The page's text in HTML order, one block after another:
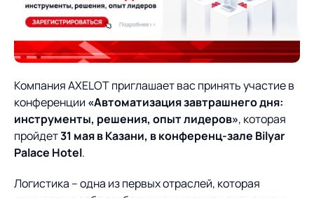
О компании
ИТ-аккредитация
Карьера
Импортозамещение
Продукты
поставок
Управление складами
Управление перевозками
поставок
Управление двором
Логистический
консалтинг
Автоматизация
процессов
Нетворкинг и обмен
опытом вместе с AXELOT
Формирование центров
Пресс-центр
Новости
Мероприятия
Архив мероприятий
Проекты
Компания AXELOT приглашает вас принять участие в
конференции «Автоматизация завтрашнего дня:
инструменты, решения, опыт лидеров», которая
пройдет31 мая в Казани, в конференц-зале Bilyar
Palace Hotel.
Логистика – одна из первых отраслей, которая